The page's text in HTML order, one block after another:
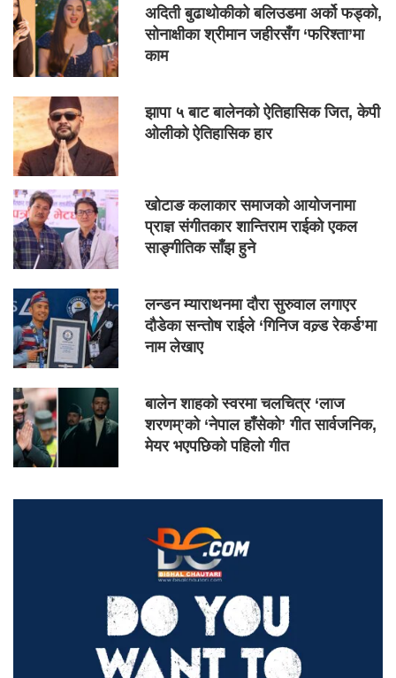
अदिती बुढाथोकीको बलिउडमा अर्को फड्को,
सोनाक्षीका श्रीमान जहीरसँग ‘फरिश्ता’मा
काम
झापा ५ बाट बालेनको ऐतिहासिक जित, केपी
ओलीको ऐतिहासिक हार
खोटाङ कलाकार समाजको आयोजनामा
प्राज्ञ संगीतकार शान्तिराम राईको एकल
साङ्गीतिक साँझ हुने
लन्डन म्याराथनमा दौरा सुरुवाल लगाएर
दौडेका सन्तोष राईले ‘गिनिज वल्र्ड रेकर्ड’मा
नाम लेखाए
बालेन शाहको स्वरमा चलचित्र ‘लाज
शरणम्’को ‘नेपाल हाँसेको’ गीत सार्वजनिक,
मेयर भएपछिको पहिलो गीत